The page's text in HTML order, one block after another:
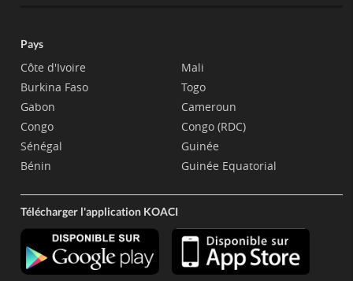
Pays
Côte d'Ivoire
Burkina Faso
Gabon
Congo
Sénégal
Bénin
Mali
Togo
Cameroun
Congo (RDC)
Guinée
Guinée Equatorial
Télécharger l'application KOACI